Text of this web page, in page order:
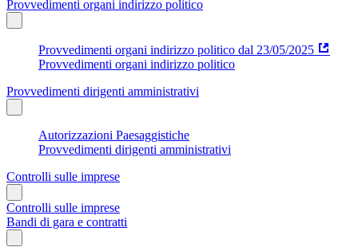
Provvedimenti organi indirizzo politico
Provvedimenti organi indirizzo politico dal 23/05/2025
Provvedimenti organi indirizzo politico
Provvedimenti dirigenti amministrativi
Autorizzazioni Paesaggistiche
Provvedimenti dirigenti amministrativi
Controlli sulle imprese
Controlli sulle imprese
Bandi di gara e contratti